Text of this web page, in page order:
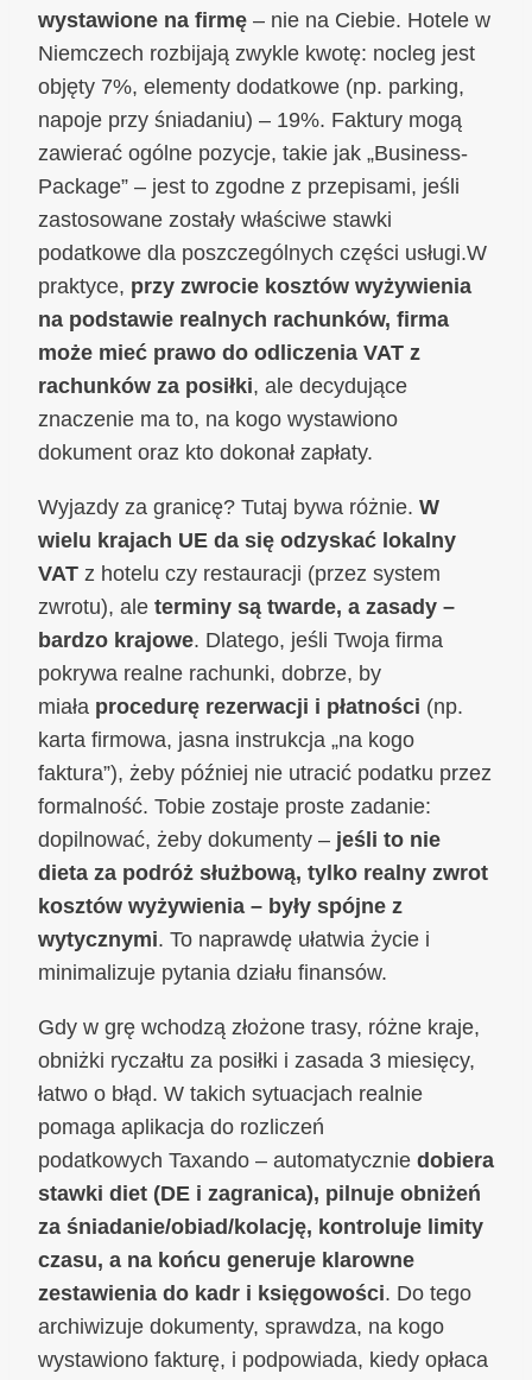
wystawione na firmę – nie na Ciebie. Hotele w
Niemczech rozbijają zwykle kwotę: nocleg jest
objęty 7%, elementy dodatkowe (np. parking,
napoje przy śniadaniu) – 19%. Faktury mogą
zawierać ogólne pozycje, takie jak „Business-
Package” – jest to zgodne z przepisami, jeśli
zastosowane zostały właściwe stawki
podatkowe dla poszczególnych części usługi.W
praktyce, przy zwrocie kosztów wyżywienia
na podstawie realnych rachunków, firma
może mieć prawo do odliczenia VAT z
rachunków za posiłki, ale decydujące
znaczenie ma to, na kogo wystawiono
dokument oraz kto dokonał zapłaty.
Wyjazdy za granicę? Tutaj bywa różnie. W
wielu krajach UE da się odzyskać lokalny
VAT z hotelu czy restauracji (przez system
zwrotu), ale terminy są twarde, a zasady –
bardzo krajowe. Dlatego, jeśli Twoja firma
pokrywa realne rachunki, dobrze, by
miała procedurę rezerwacji i płatności (np.
karta firmowa, jasna instrukcja „na kogo
faktura”), żeby później nie utracić podatku przez
formalność. Tobie zostaje proste zadanie:
dopilnować, żeby dokumenty – jeśli to nie
dieta za podróż służbową, tylko realny zwrot
kosztów wyżywienia – były spójne z
wytycznymi. To naprawdę ułatwia życie i
minimalizuje pytania działu finansów.
Gdy w grę wchodzą złożone trasy, różne kraje,
obniżki ryczałtu za posiłki i zasada 3 miesięcy,
łatwo o błąd. W takich sytuacjach realnie
pomaga aplikacja do rozliczeń
podatkowych Taxando – automatycznie dobiera
stawki diet (DE i zagranica), pilnuje obniżeń
za śniadanie/obiad/kolację, kontroluje limity
czasu, a na końcu generuje klarowne
zestawienia do kadr i księgowości. Do tego
archiwizuje dokumenty, sprawdza, na kogo
wystawiono fakturę, i podpowiada, kiedy opłaca